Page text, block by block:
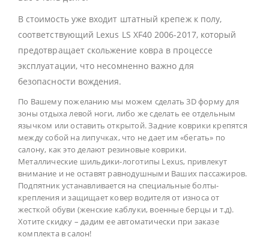
В стоимость уже входит штатный крепеж к полу,
соответствующий Lexus LS XF40 2006-2017, который
предотвращает скольжение ковра в процессе
эксплуатации, что несомненно важно для
безопасности вождения.
По Вашему пожеланию мы можем сделать 3D форму для
зоны отдыха левой ноги, либо же сделать ее отдельным
язычком или оставить открытой. Задние коврики крепятся
между собой на липучках, что не дает им «бегать» по
салону, как это делают резиновые коврики.
Металлические шильдики-логотипы Lexus, привлекут
внимание и не оставят равнодушными Ваших пассажиров.
Подпятник устанавливается на специальные болты-
крепления и защищает ковер водителя от износа от
жесткой обуви (женские каблуки, военные берцы и т.д).
Хотите скидку – дадим ее автоматически при заказе
комплекта в салон!